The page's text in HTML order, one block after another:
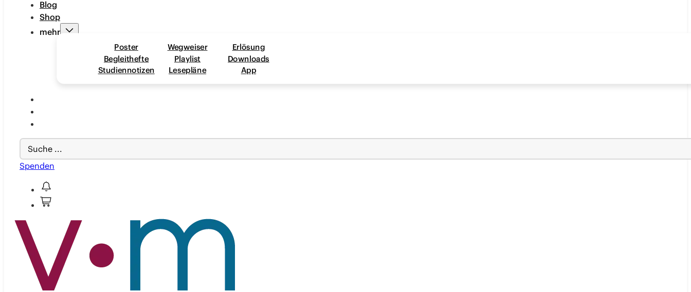
Blog
Shop
mehr
Poster
Begleithefte
Studiennotizen
Wegweiser
Playlist
Lesepläne
Erlösung
Downloads
App
Search
...
Spenden